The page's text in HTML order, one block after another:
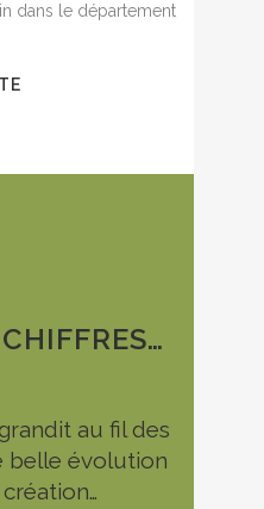
dans le département
au fil des
belle évolution